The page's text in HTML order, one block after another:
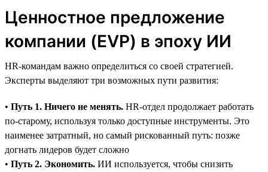
Ценностное предложение
компании (EVP) в эпоху ИИ
HR-командам важно определиться со своей стратегией.
Эксперты выделяют три возможных пути развития:
• Путь 1. Ничего не менять. HR-отдел продолжает работать
по-старому, используя только доступные инструменты. Это
наименее затратный, но самый рискованный путь: позже
догнать лидеров будет сложно
• Путь 2. Экономить. ИИ используется, чтобы снизить